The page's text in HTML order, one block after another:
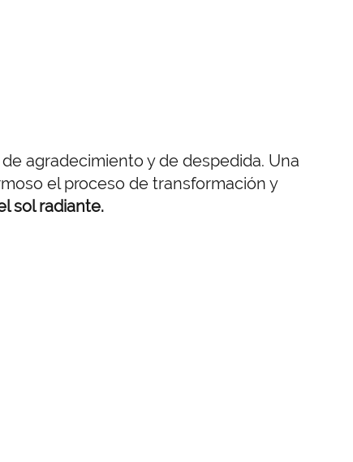
agradecimiento y de despedida. Una
el proceso de transformación y
sol radiante.